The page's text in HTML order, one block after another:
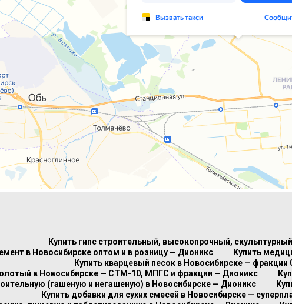
Купить гипс строительный, высокопрочный,
в Новосибирске оптом и в розницу — Дионикс
Купить
Купить кварцевый песок в Новосибирске —
в Новосибирске — СТМ-10, МПГС и фракции — Дионикс
(гашеную и негашеную) в Новосибирске — Дионикс
Купить добавки для сухих смесей в Новосибирске —